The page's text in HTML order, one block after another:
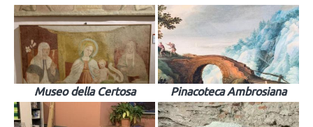
Museo della Certosa Pinacoteca Ambrosiana